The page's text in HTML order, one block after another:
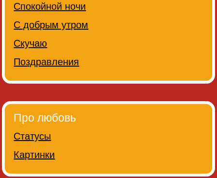
Спокойной ночи
С добрым утром
Скучаю
Поздравления
Про любовь
Статусы
Картинки